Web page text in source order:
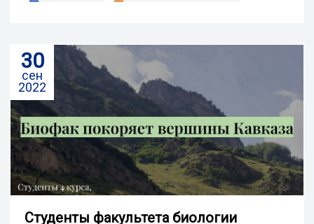
30
сен
2022
Студенты факультета биологии